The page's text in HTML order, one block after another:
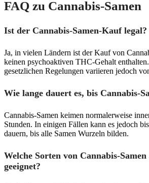
FAQ zu Cannabis-Samen
Ist der Cannabis-Samen-Kauf legal?
Ja, in vielen Ländern ist der Kauf von
keinen psychoaktiven THC-Gehalt
gesetzlichen Regelungen variieren jedoch
Wie lange dauert es, bis Cannabis-
Cannabis-Samen keimen normalerweise
Stunden. In einigen Fällen kann es jedoch
dauern, bis alle Samen Wurzeln bilden.
Welche Sorten von Cannabis-
geeignet?